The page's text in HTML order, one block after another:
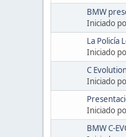
BMW
Iniciado
La Policía
Iniciado
C
Iniciado
Iniciado
BMW C-